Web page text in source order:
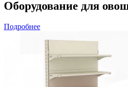
Оборудование для
Подробнее